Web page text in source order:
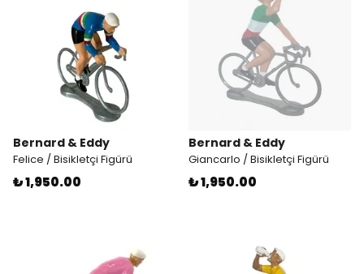
Bernard & Eddy
Felice / Bisikletçi Figürü
₺ 1,950.00
Bernard & Eddy
Giancarlo / Bisikletçi Figürü
₺ 1,950.00